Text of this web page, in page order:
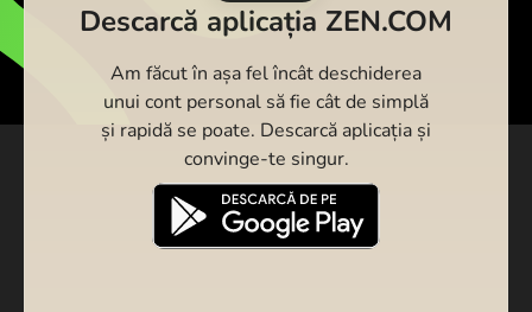
Descarcă aplicația ZEN.COM
Am făcut în așa fel încât deschiderea
unui cont personal să fie cât de simplă
și rapidă se poate. Descarcă aplicația și
convinge-te singur.